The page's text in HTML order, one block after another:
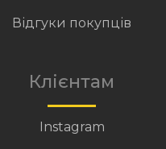
Відгуки покупців
Клієнтам
Instagram